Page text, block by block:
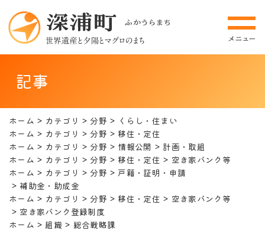
記事
ホーム カテゴリ 分野
くらし・住まい
ホーム
カテゴリ 分野
移住・定住
ホーム
カテゴリ 分野 情報公開
計画・取組
ホーム
カテゴリ 分野 移住・定住
空き家バンク等
ホーム
カテゴリ 分野
戸籍・証明・申請
補助金・助成金
ホーム
カテゴリ 分野 移住・定住
空き家バンク等
空き家バンク登録制度
ホーム
組織 総合戦略課